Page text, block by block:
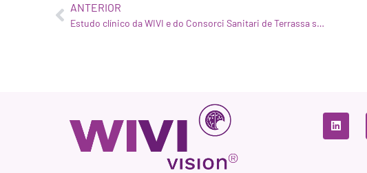
ANTERIOR
Estudo clínico da WIVI e do Consorci Sanitari de Terrassa sobre a saúde visual infantil